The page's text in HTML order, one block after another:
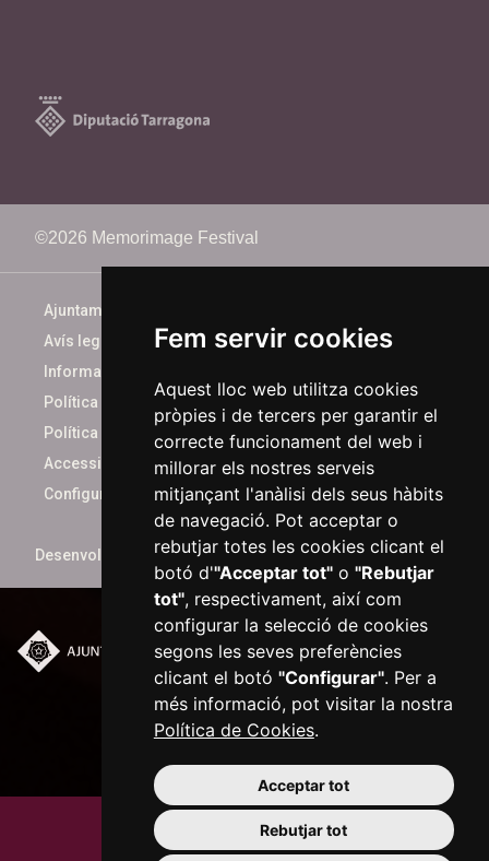
Fem servir cookies
Aquest lloc web utilitza cookies
pròpies i de tercers per garantir el
correcte funcionament del web i
millorar els nostres serveis
mitjançant l'anàlisi dels seus hàbits
de navegació. Pot acceptar o
rebutjar totes les cookies clicant el
botó d'"Acceptar tot"o "Rebutjar
tot", respectivament, així com
configurar la selecció de cookies
segons les seves preferències
clicant el botó "Configurar". Per a
més informació, pot visitar la nostra
Política de Cookies.
Acceptar tot
Rebutjar tot
©2026 Memorimage Festival
Ajuntament de Reus
Avís legal
Informació bàsica
Política de cookies
Política de privacitat
Accessibilitat
Configurar cookies
Desenvolupat perxarop.com
Plaça del Mercadal ·
43201 Reus
977 010 010
ajuntament@reus.cat